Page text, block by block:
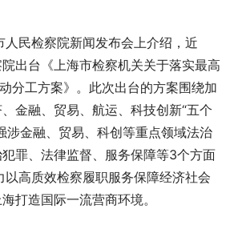
民检察院新闻发布会上介绍，近
出台《上海市检察机关关于落实最高
分工方案》。此次出台的方案围绕加
金融、贸易、航运、科技创新“五个
涉金融、贸易、科创等重点领域法治
罪、法律监督、服务保障等3个方面
高质效检察履职服务保障经济社会
打造国际一流营商环境。